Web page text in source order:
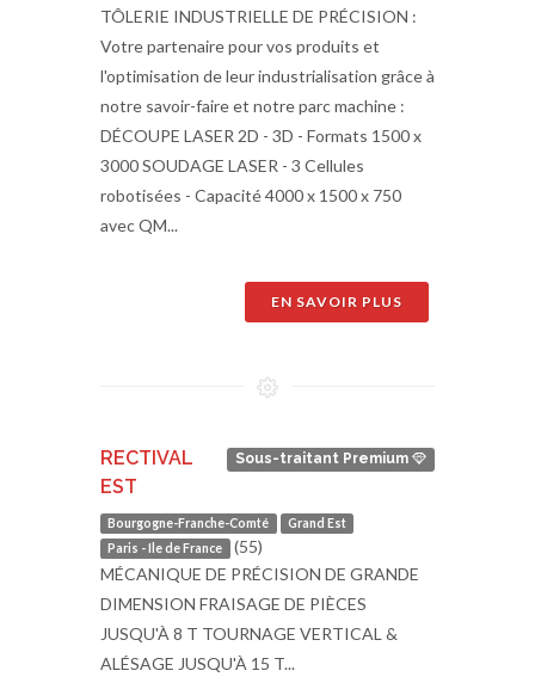
TÔLERIE INDUSTRIELLE DE PRÉCISION :
Votre partenaire pour vos produits et
l'optimisation de leur industrialisation grâce à
notre savoir-faire et notre parc machine :
DÉCOUPE LASER 2D - 3D - Formats 1500 x
3000 SOUDAGE LASER - 3 Cellules
robotisées - Capacité 4000 x 1500 x 750
avec QM...
EN SAVOIR PLUS
Sous-traitant Premium
RECTIVAL
EST
Bourgogne-Franche-Comté
Grand Est
Paris - Ile de France (55)
MÉCANIQUE DE PRÉCISION DE GRANDE
DIMENSION FRAISAGE DE PIÈCES
JUSQU'À 8 T TOURNAGE VERTICAL &
ALÉSAGE JUSQU'À 15 T...